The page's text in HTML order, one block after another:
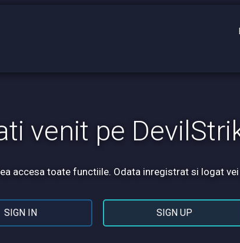
venit pe
accesa toate functiile. Odata inregistrat si logat
SIGN IN SIGN UP